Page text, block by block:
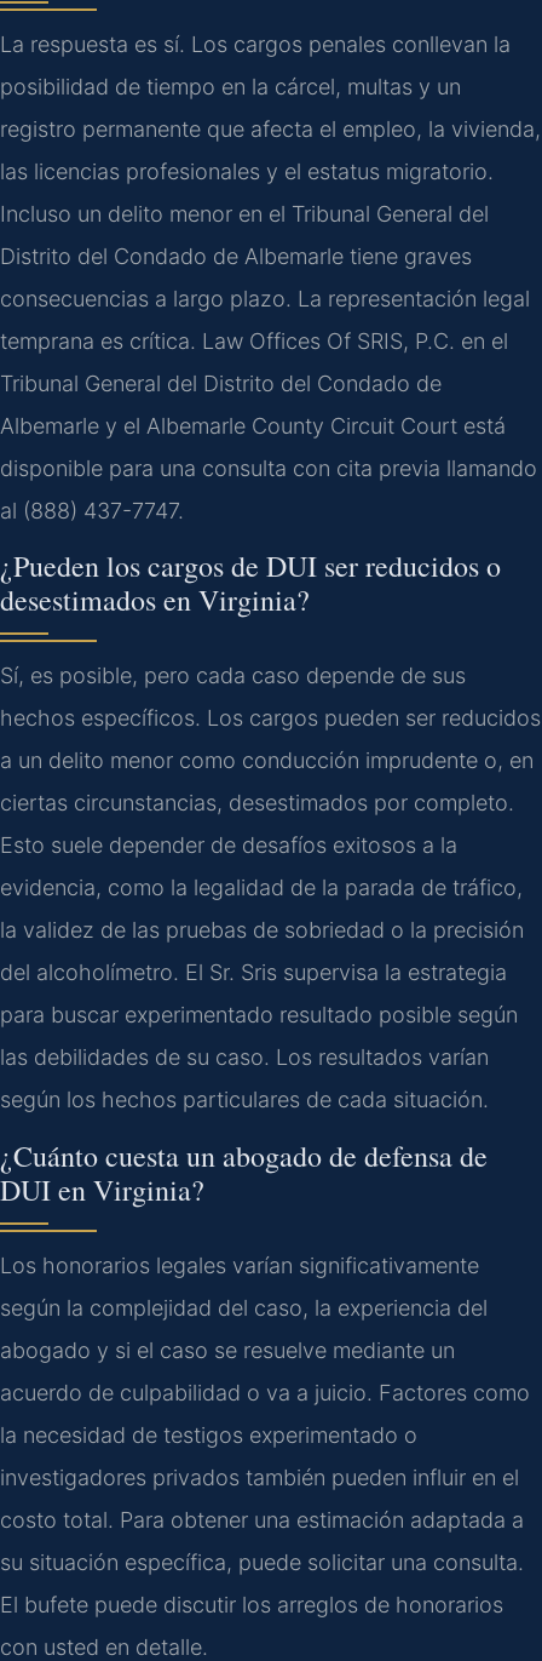
La respuesta es sí. Los cargos penales conllevan la
posibilidad de tiempo en la cárcel, multas y un
registro permanente que afecta el empleo, la vivienda,
las licencias profesionales y el estatus migratorio.
Incluso un delito menor en el Tribunal General del
Distrito del Condado de Albemarle tiene graves
consecuencias a largo plazo. La representación legal
temprana es crítica. Law Offices Of SRIS, P.C. en el
Tribunal General del Distrito del Condado de
Albemarle y el Albemarle County Circuit Court está
disponible para una consulta con cita previa llamando
al (888) 437-7747.
¿Pueden los cargos de DUI ser reducidos o
desestimados en Virginia?
Sí, es posible, pero cada caso depende de sus
hechos específicos. Los cargos pueden ser reducidos
a un delito menor como conducción imprudente o, en
ciertas circunstancias, desestimados por completo.
Esto suele depender de desafíos exitosos a la
evidencia, como la legalidad de la parada de tráfico,
la validez de las pruebas de sobriedad o la precisión
del alcoholímetro. El Sr. Sris supervisa la estrategia
para buscar experimentado resultado posible según
las debilidades de su caso. Los resultados varían
según los hechos particulares de cada situación.
¿Cuánto cuesta un abogado de defensa de
DUI en Virginia?
Los honorarios legales varían significativamente
según la complejidad del caso, la experiencia del
abogado y si el caso se resuelve mediante un
acuerdo de culpabilidad o va a juicio. Factores como
la necesidad de testigos experimentado o
investigadores privados también pueden influir en el
costo total. Para obtener una estimación adaptada a
su situación específica, puede solicitar una consulta.
El bufete puede discutir los arreglos de honorarios
con usted en detalle.